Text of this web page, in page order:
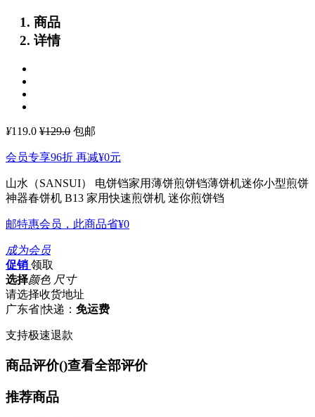
商品
详情
¥119.0 ¥129.0 包邮
会员专享96折 再减¥0元
山水（SANSUI） 电饼铛家用薄饼煎饼铛薄饼机迷你小型煎饼
神器春饼机 B13 家用快速煎饼机 迷你煎饼铛
邮特惠会员，此商品省¥0
成为会员
促销 领取
选择颜色 尺寸
请选择收货地址
广东省|快递： 免运费
支持极速退款
商品评价()查看全部评价
推荐商品